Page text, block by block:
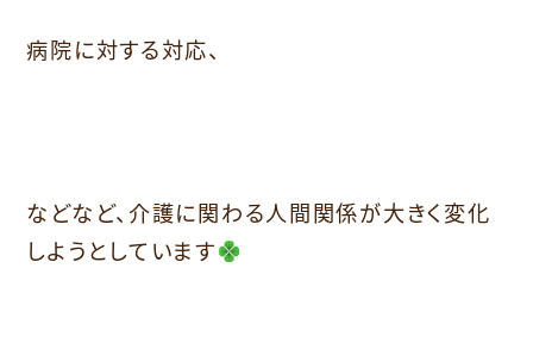
病院に対する対応、
などなど、介護に関わる人間関係が大きく変化
しようとしています